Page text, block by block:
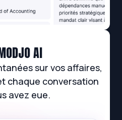
AI
sur vos affaires,
chaque conversation
avez eue.